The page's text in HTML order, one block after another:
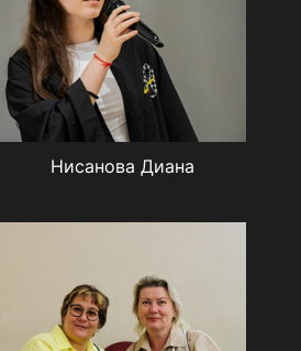
Нисанова Диана